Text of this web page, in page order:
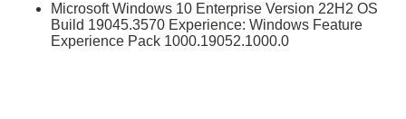
Microsoft Windows 10 Enterprise Version 22H2 OS
Build 19045.3570 Experience: Windows Feature
Experience Pack 1000.19052.1000.0